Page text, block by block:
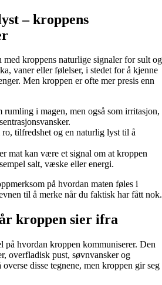
– kroppens
med kroppens naturlige signaler for sult og
vaner eller følelser, i stedet for å kjenne
Men kroppen er ofte mer presis enn
rumling i magen, men også som irritasjon,
tilfredshet og en naturlig lyst til å
mat kan være et signal om at kroppen
salt, væske eller energi.
på hvordan maten føles i
til å merke når du faktisk har fått nok.
kroppen sier ifra
på hvordan kroppen kommuniserer. Den
overfladisk pust, søvnvansker og
disse tegnene, men kroppen gir seg